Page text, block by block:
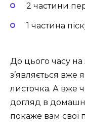
2 частини
1 частина
До цього часу
з’являється вже
листочка. А вже
догляд в
покаже вам свої